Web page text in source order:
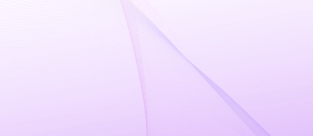
djupt intresse av IT och söker IT-jobb?
Kontakta oss! Vi tar gärna emot
spontanansökningar av drivna
människor som vill utvecklas. Som
medarbetare hos oss får du de
förutsättningar som du behöver för att